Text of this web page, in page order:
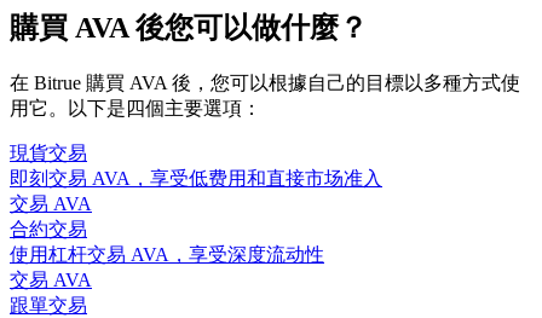
購買 AVA 後您可以做什麼？
在 Bitrue 購買 AVA 後，您可以根據自己的目標以多種方式使
用它。以下是四個主要選項：
現貨交易
即刻交易 AVA，享受低费用和直接市场准入
交易 AVA
合約交易
使用杠杆交易 AVA，享受深度流动性
交易 AVA
跟單交易